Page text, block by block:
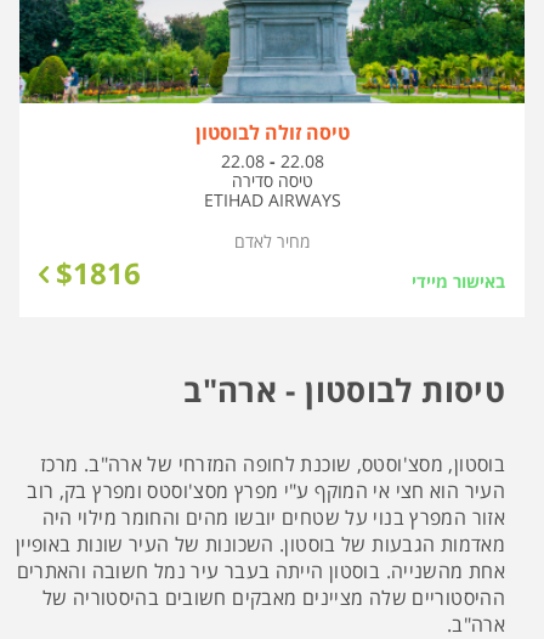
טיסה זולה לבוסטון
בין
התאריכים,
22.08 - 22.08
טיסה סדירה
ETIHAD AIRWAYS
באישור מיידי $1816
מחיר לאדם
טיסות לבוסטון - ארה"ב
בוסטון, מסצ'וסטס, שוכנת לחופה המזרחי של ארה"ב. מרכז
העיר הוא חצי אי המוקף ע"י מפרץ מסצ'וסטס ומפרץ בק, רוב
אזור המפרץ בנוי על שטחים יובשו מהים והחומר מילוי היה
מאדמות הגבעות של בוסטון. השכונות של העיר שונות באופיין
אחת מהשנייה. בוסטון הייתה בעבר עיר נמל חשובה והאתרים
ההיסטוריים שלה מציינים מאבקים חשובים בהיסטוריה של
ארה"ב.